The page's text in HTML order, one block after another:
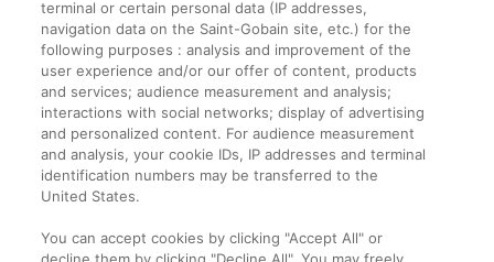
Informații legale
Termeni și condiții
Companie
Despre noi
Contact
terminal or certain personal data (IP addresses,
navigation data on the Saint-Gobain site, etc.) for the
following purposes : analysis and improvement of the
user experience and/or our offer of content, products
and services; audience measurement and analysis;
interactions with social networks; display of advertising
and personalized content. For audience measurement
and analysis, your cookie IDs, IP addresses and terminal
identification numbers may be transferred to the
United States.
You can accept cookies by clicking "Accept All" or